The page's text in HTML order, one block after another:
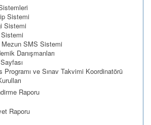
Sistemi
Sistemi
SMS Sistemi
Danışmanları
Programı ve Sınav Takvimi Koordinatörü
Raporu
Raporu